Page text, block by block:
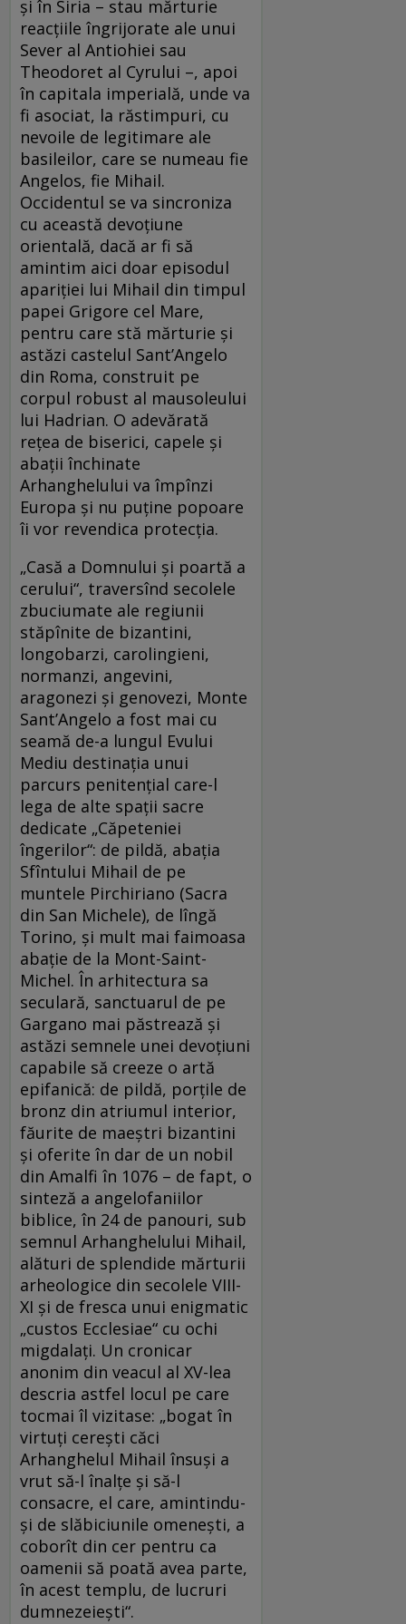
și în Siria – stau mărturie
reacțiile îngrijorate ale unui
Sever al Antiohiei sau
Theodoret al Cyrului –, apoi
în capitala imperială, unde va
fi asociat, la răstimpuri, cu
nevoile de legitimare ale
basileilor, care se numeau fie
Angelos, fie Mihail.
Occidentul se va sincroniza
cu această devoțiune
orientală, dacă ar fi să
amintim aici doar episodul
apariției lui Mihail din timpul
papei Grigore cel Mare,
pentru care stă mărturie și
astăzi castelul Sant’Angelo
din Roma, construit pe
corpul robust al mausoleului
lui Hadrian. O adevărată
rețea de biserici, capele și
abații închinate
Arhanghelului va împînzi
Europa și nu puține popoare
îi vor revendica protecția.
„Casă a Domnului și poartă a
cerului“, traversînd secolele
zbuciumate ale regiunii
stăpînite de bizantini,
longobarzi, carolingieni,
normanzi, angevini,
aragonezi și genovezi, Monte
Sant’Angelo a fost mai cu
seamă de-a lungul Evului
Mediu destinația unui
parcurs penitențial care-l
lega de alte spații sacre
dedicate „Căpeteniei
îngerilor“: de pildă, abația
Sfîntului Mihail de pe
muntele Pirchiriano (Sacra
din San Michele), de lîngă
Torino, și mult mai faimoasa
abație de la Mont-Saint-
Michel. În arhitectura sa
seculară, sanctuarul de pe
Gargano mai păstrează și
astăzi semnele unei devoțiuni
capabile să creeze o artă
epifanică: de pildă, porțile de
bronz din atriumul interior,
făurite de maeștri bizantini
și oferite în dar de un nobil
din Amalfi în 1076 – de fapt, o
sinteză a angelofaniilor
biblice, în 24 de panouri, sub
semnul Arhanghelului Mihail,
alături de splendide mărturii
arheologice din secolele VIII-
XI și de fresca unui enigmatic
„custos Ecclesiae“ cu ochi
migdalați. Un cronicar
anonim din veacul al XV-lea
descria astfel locul pe care
tocmai îl vizitase: „bogat în
virtuți cerești căci
Arhanghelul Mihail însuși a
vrut să-l înalțe și să-l
consacre, el care, amintindu-
și de slăbiciunile omenești, a
coborît din cer pentru ca
oamenii să poată avea parte,
în acest templu, de lucruri
dumnezeiești“.